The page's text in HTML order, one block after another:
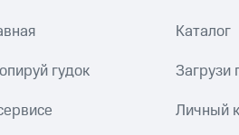
Каталог
гудок Загрузи
Личный